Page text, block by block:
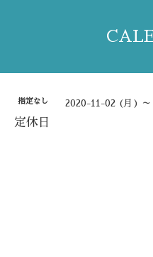
指定なし 2020-11-02 (月)
定休日